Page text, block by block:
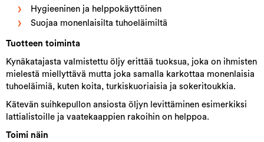
Hygieeninen ja helppokäyttöinen
Suojaa monenlaisilta tuhoeläimiltä
Tuotteen toiminta
Kynäkatajasta valmistettu öljy erittää tuoksua, joka on ihmisten
mielestä miellyttävä mutta joka samalla karkottaa monenlaisia
tuhoeläimiä, kuten koita, turkiskuoriaisia ja sokeritoukkia.
Kätevän suihkepullon ansiosta öljyn levittäminen esimerkiksi
lattialistoille ja vaatekaappien rakoihin on helppoa.
Toimi näin